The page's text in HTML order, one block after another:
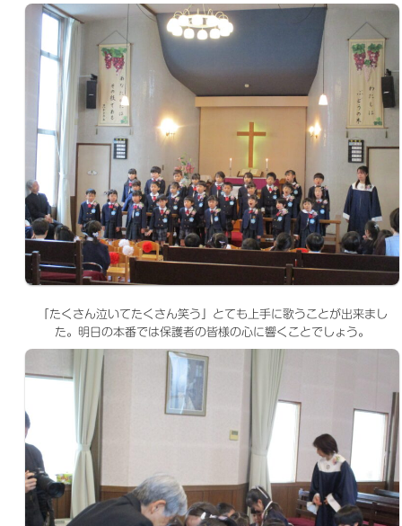
「たくさん泣いてたくさん笑う」とても上手に歌うことが出来まし
た。明日の本番では保護者の皆様の心に響くことでしょう。